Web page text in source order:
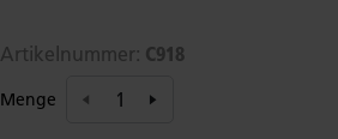
Artikelnummer: C918
Menge